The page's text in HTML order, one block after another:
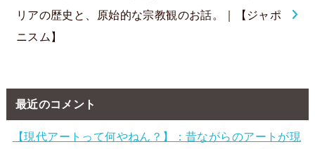
リアの歴史と、原始的な宗教観のお話。｜【ジャポ
ニスム】
最近のコメント
【現代アートって何やねん？】：昔ながらのアートが現